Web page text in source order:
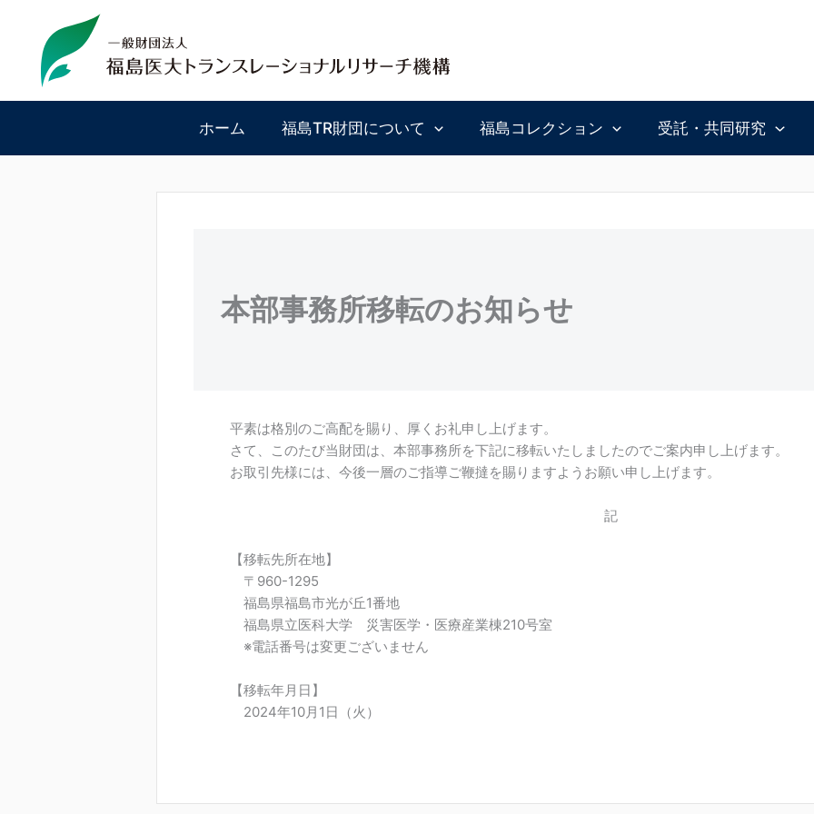
キ
ホーム 福島TR財団について 福島コレクション 受託・共同研究
本部事務所移転のお知らせ
平素は格別のご高配を賜り、厚くお礼申し上げます。
さて、このたび当財団は、本部事務所を下記に移転いたしましたのでご案内申し上げます。
お取引先様には、今後一層のご指導ご鞭撻を賜りますようお願い申し上げます。
記
【移転先所在地】
〒960-1295
福島県福島市光が丘1番地
福島県立医科大学 災害医学・医療産業棟210号室
※電話番号は変更ございません
【移転年月日】
2024年10月1日（火）